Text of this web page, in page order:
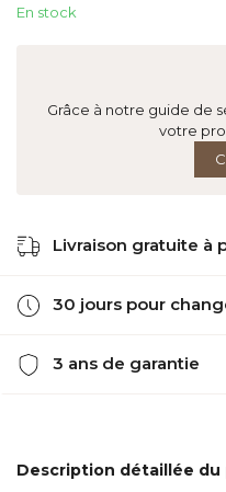
En stock
Grâce à notre guide de
votre
Livraison gratuite à
30 jours pour
3 ans de garantie
Description détaillée